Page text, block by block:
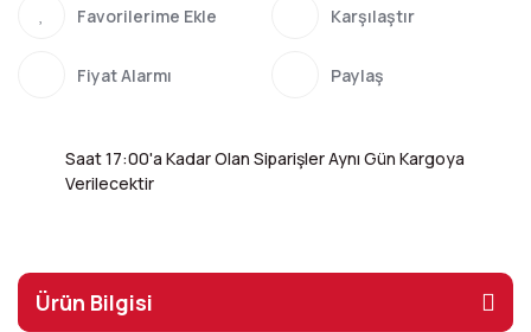
Karşılaştır
Fiyat Alarmı Paylaş
Saat 17:00'a Kadar Olan Siparişler Aynı Gün Kargoya
Verilecektir
Ürün Bilgisi